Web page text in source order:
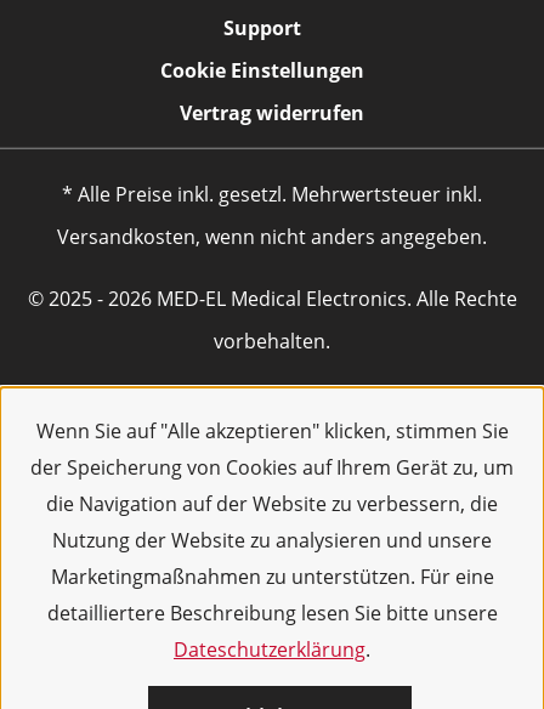
Wenn Sie auf "Alle akzeptieren" klicken, stimmen Sie
der Speicherung von Cookies auf Ihrem Gerät zu, um
die Navigation auf der Website zu verbessern, die
Nutzung der Website zu analysieren und unsere
Marketingmaßnahmen zu unterstützen. Für eine
detailliertere Beschreibung lesen Sie bitte unsere
Dateschutzerklärung.
Support
Cookie Einstellungen
Vertrag widerrufen
* Alle Preise inkl. gesetzl. Mehrwertsteuer inkl.
Versandkosten, wenn nicht anders angegeben.
© 2025 - 2026 MED-EL Medical Electronics. Alle Rechte
vorbehalten.